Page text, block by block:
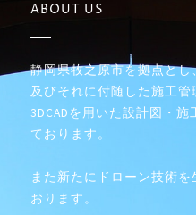
ABOUT US
静岡県牧之原市を拠点と
及びそれに付随した施工管
3DCADを用いた設計図・
ております。
また新たにドローン技術
おります。